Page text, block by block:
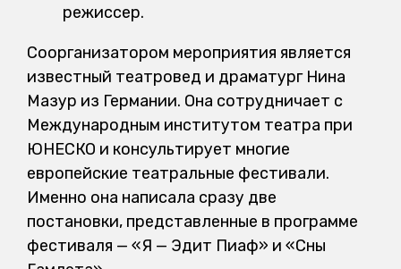
режиссер.
Соорганизатором мероприятия является
известный театровед и драматург Нина
Мазур из Германии. Она сотрудничает с
Международным институтом театра при
ЮНЕСКО и консультирует многие
европейские театральные фестивали.
Именно она написала сразу две
постановки, представленные в программе
фестиваля — «Я — Эдит Пиаф» и «Сны